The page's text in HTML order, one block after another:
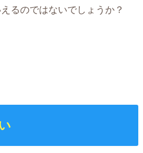
るのではないでしょうか？